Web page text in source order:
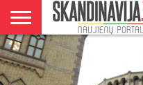
DANIJA
NORVEGIJA
ŠVEDIJA
LIETUVA
VERSLAS